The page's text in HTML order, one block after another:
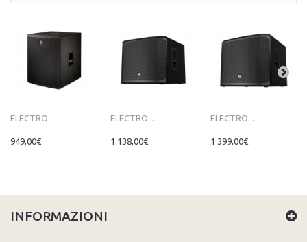
ELECTRO...
949,00€
ELECTRO...
1 138,00€
ELECTRO...
1 399,00€
INFORMAZIONI